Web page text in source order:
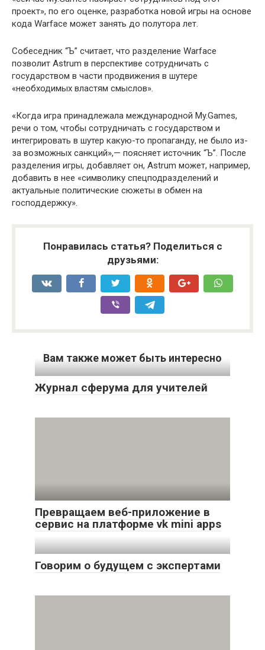
проект», по его оценке, разработка новой игры на основе
кода Warface может занять до полутора лет.
Собеседник “Ъ” считает, что разделение Warface
позволит Astrum в перспективе сотрудничать с
государством в части продвижения в шутере
«необходимых властям смыслов».
«Когда игра принадлежала международной My.Games,
речи о том, чтобы сотрудничать с государством и
интегрировать в шутер какую-то пропаганду, не было из-
за возможных санкций»,— поясняет источник “Ъ”. После
разделения игры, добавляет он, Astrum может, например,
добавить в нее «символику спецподразделений и
актуальные политические сюжеты в обмен на
господдержку».
Понравилась статья? Поделиться с
друзьями:
Вам также может быть интересно
Журнал сферума для учителей
Превращаем веб-приложение в
сервис на платформе vk mini apps
Говорим о будущем с экспертами